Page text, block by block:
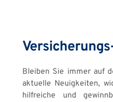
Bleiben Sie immer auf
aktuelle Neuigkeiten,
hilfreiche und